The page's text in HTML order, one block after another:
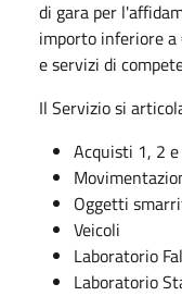
di gara per
importo inferiore a
e servizi di
Il Servizio si
Acquisti 1, 2
Oggetti
Veicoli
Laboratorio
Laboratorio